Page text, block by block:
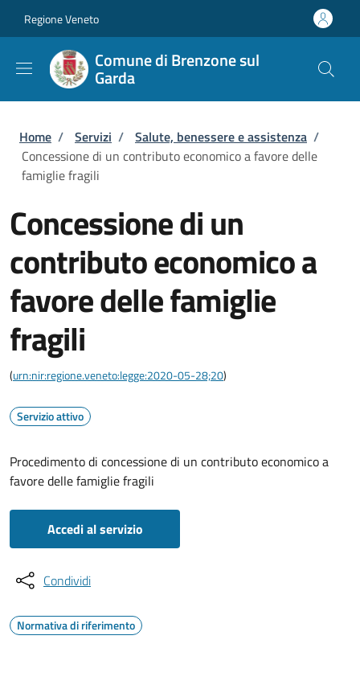
Regione Veneto
Comune di Brenzone sul
Garda
Briciole di pane
Home / Servizi / Salute, benessere e assistenza /
Concessione di un contributo economico a favore delle
famiglie fragili
Concessione di un
contributo economico a
favore delle famiglie
fragili
(urn:nir:regione.veneto:legge:2020-05-28;20)
Servizio attivo
Procedimento di concessione di un contributo economico a
favore delle famiglie fragili
Accedi al servizio
Condividi
Normativa di riferimento